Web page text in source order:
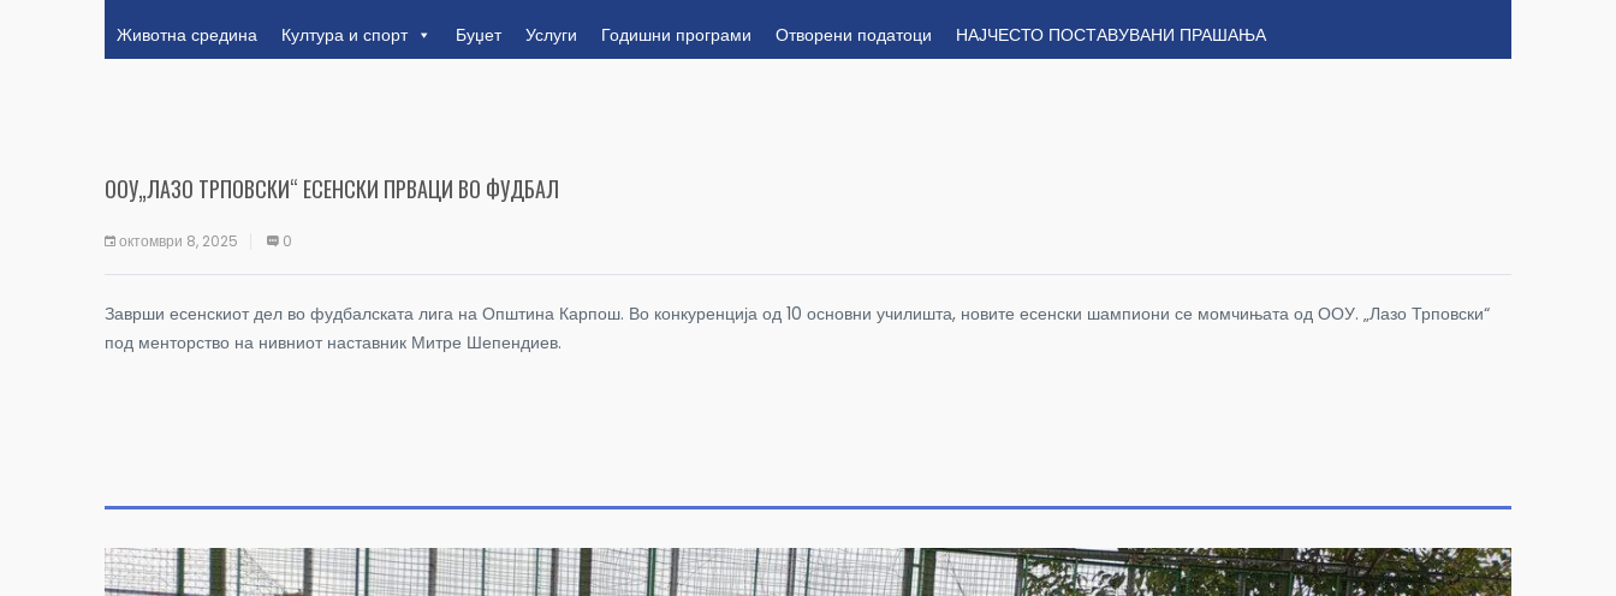
Животна средина
Култура и спорт Буџет Услуги Годишни програми Отворени податоци НАЈЧЕСТО ПОСТАВУВАНИ ПРАШАЊА
ООУ„ЛАЗО ТРПОВСКИ“ ЕСЕНСКИ ПРВАЦИ ВО ФУДБАЛ
октомври 8, 2025 0
Заврши есенскиот дел во фудбалската лига на Општина Карпош. Во конкуренција од 10 основни училишта, новите есенски шампиони се момчињата од ООУ. „Лазо Трповски“
под менторство на нивниот наставник Митре Шепендиев.